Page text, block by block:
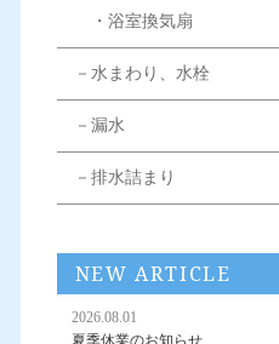
・浴室換気扇
－水まわり、水栓
－漏水
－排水詰まり
NEW ARTICLE
2026.08.01
夏季休業のお知らせ